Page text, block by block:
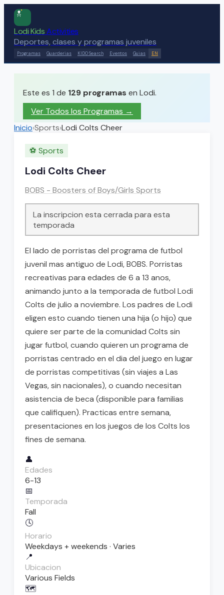
Lodi KidsActivities
Deportes, clases y programas juveniles
Programas Guarderias KIDO Search Eventos Guias EN
Este es 1 de 129 programas en Lodi.
Ver Todos los Programas →
Inicio›Sports›Lodi Colts Cheer
⚽ Sports
Lodi Colts Cheer
BOBS - Boosters of Boys/Girls Sports
La inscripcion esta cerrada para esta
temporada
El lado de porristas del programa de futbol
juvenil mas antiguo de Lodi, BOBS. Porristas
recreativas para edades de 6 a 13 anos,
animando junto a la temporada de futbol Lodi
Colts de julio a noviembre. Los padres de Lodi
eligen esto cuando tienen una hija (o hijo) que
quiere ser parte de la comunidad Colts sin
jugar futbol, cuando quieren un programa de
porristas centrado en el dia del juego en lugar
de porristas competitivas (sin viajes a Las
Vegas, sin nacionales), o cuando necesitan
asistencia de beca (disponible para familias
que califiquen). Practicas entre semana,
presentaciones en los juegos de los Colts los
fines de semana.
👤
Edades
6-13
📅
Temporada
Fall
🕓
Horario
Weekdays + weekends · Varies
📍
Ubicacion
Various Fields
🗺️